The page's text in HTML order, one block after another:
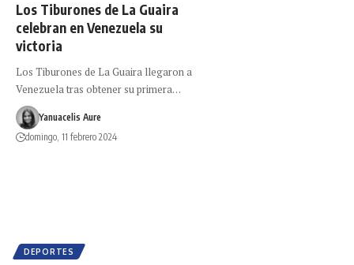
Los Tiburones de La Guaira
celebran en Venezuela su
victoria
Los Tiburones de La Guaira llegaron a
Venezuela tras obtener su primera…
Yanuacelis Aure
domingo, 11 febrero 2024
DEPORTES